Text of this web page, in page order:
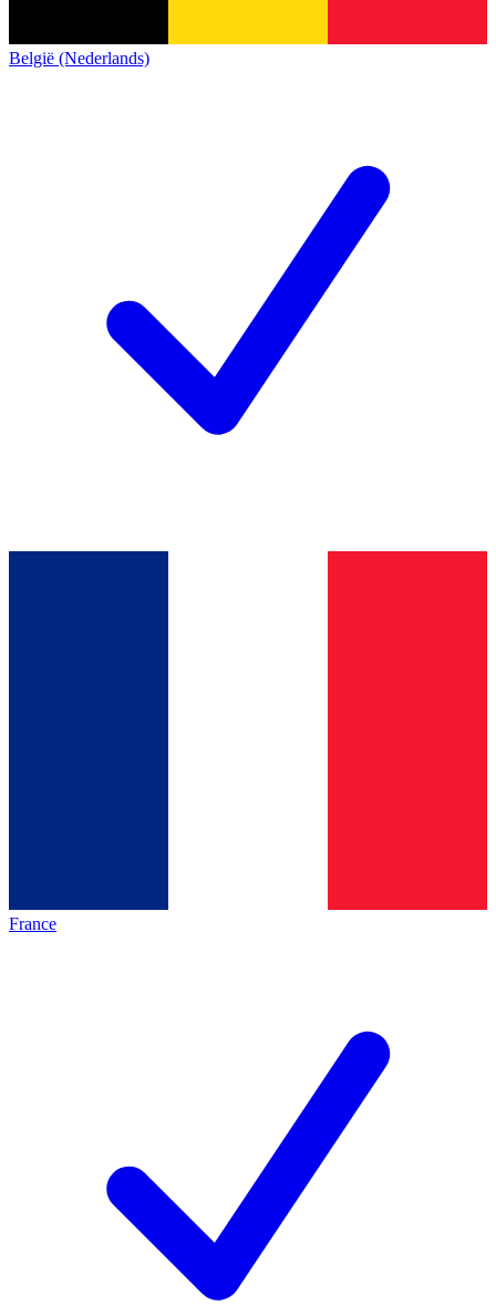
België (Nederlands)
France